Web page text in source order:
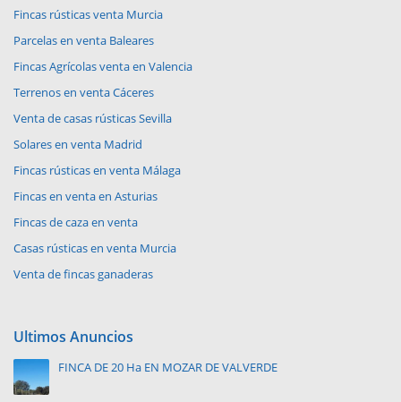
Fincas rústicas venta Murcia
Parcelas en venta Baleares
Fincas Agrícolas venta en Valencia
Terrenos en venta Cáceres
Venta de casas rústicas Sevilla
Solares en venta Madrid
Fincas rústicas en venta Málaga
Fincas en venta en Asturias
Fincas de caza en venta
Casas rústicas en venta Murcia
Venta de fincas ganaderas
Ultimos Anuncios
FINCA DE 20 Ha EN MOZAR DE VALVERDE